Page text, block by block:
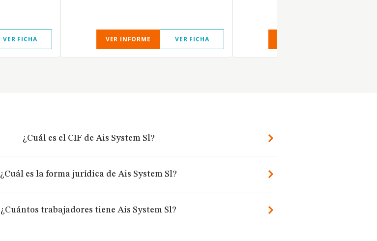
VER FICHA VER INFORME VER FICHA
¿Cuál es el CIF de Ais System Sl?
¿Cuál es la forma jurídica de Ais System Sl?
¿Cuántos trabajadores tiene Ais System Sl?